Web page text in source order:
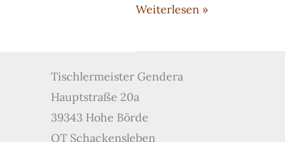
Waschtisch,
und
Spiegelrahmen
Makassar-
Ebenholz
Weiterlesen »
Tischlermeister Gendera
Hauptstraße 20a
39343 Hohe Börde
OT Schackensleben